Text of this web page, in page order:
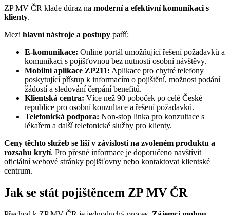
ZP MV ČR klade důraz na moderní a efektivní komunikaci s
klienty.
Mezi hlavní nástroje a postupy patří:
E-komunikace: Online portál umožňující řešení požadavků a
komunikaci s pojišťovnou bez nutnosti osobní návštěvy.
Mobilní aplikace ZP211: Aplikace pro chytré telefony
poskytující přístup k informacím o pojištění, možnost podání
žádostí a sledování čerpání benefitů.
Klientská centra: Více než 90 poboček po celé České
republice pro osobní konzultace a řešení požadavků.
Telefonická podpora: Non-stop linka pro konzultace s
lékařem a další telefonické služby pro klienty.
Ceny těchto služeb se liší v závislosti na zvoleném produktu a
rozsahu krytí. Pro přesné informace je doporučeno navštívit
oficiální webové stránky pojišťovny nebo kontaktovat klientské
centrum.
Jak se stát pojištěncem ZP MV ČR